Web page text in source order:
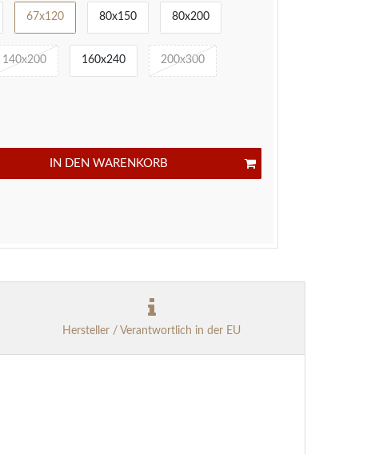
67x120 80x150 80x200
140x200 160x240 200x300
IN DEN WARENKORB
Hersteller / Verantwortlich in der EU